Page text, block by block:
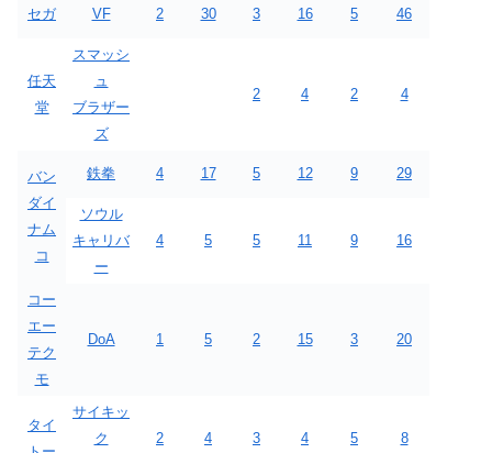
セガ VF 2 30 3 16 5 46
任天
堂
スマッシ
ュ
ブラザー
ズ
2 4 2 4
バン
ダイ
ナム
コ
鉄拳 4 17 5 12 9 29
ソウル
キャリバ
ー
4 5 5 11 9 16
コー
エー
テク
モ
DoA 1 5 2 15 3 20
タイ
サイキッ
ク
2 4 3 4 5 8